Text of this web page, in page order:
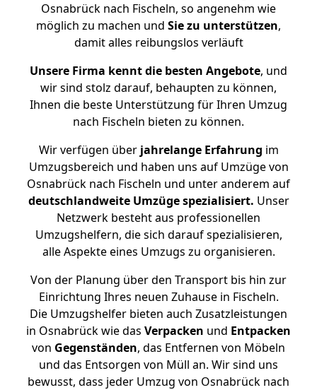
Osnabrück nach Fischeln, so angenehm wie
möglich zu machen und Sie zu unterstützen,
damit alles reibungslos verläuft
Unsere Firma kennt die besten Angebote, und
wir sind stolz darauf, behaupten zu können,
Ihnen die beste Unterstützung für Ihren Umzug
nach Fischeln bieten zu können.
Wir verfügen überjahrelange Erfahrung im
Umzugsbereich und haben uns auf Umzüge von
Osnabrück nach Fischeln und unter anderem auf
deutschlandweite Umzüge spezialisiert. Unser
Netzwerk besteht aus professionellen
Umzugshelfern, die sich darauf spezialisieren,
alle Aspekte eines Umzugs zu organisieren.
Von der Planung über den Transport bis hin zur
Einrichtung Ihres neuen Zuhause in Fischeln.
Die Umzugshelfer bieten auch Zusatzleistungen
in Osnabrück wie das Verpacken und Entpacken
von Gegenständen, das Entfernen von Möbeln
und das Entsorgen von Müll an. Wir sind uns
bewusst, dass jeder Umzug von Osnabrück nach